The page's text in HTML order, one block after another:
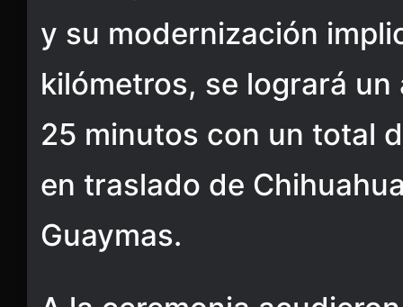
y su modernización
kilómetros, se logrará
25 minutos con un total
en traslado de
Guaymas.